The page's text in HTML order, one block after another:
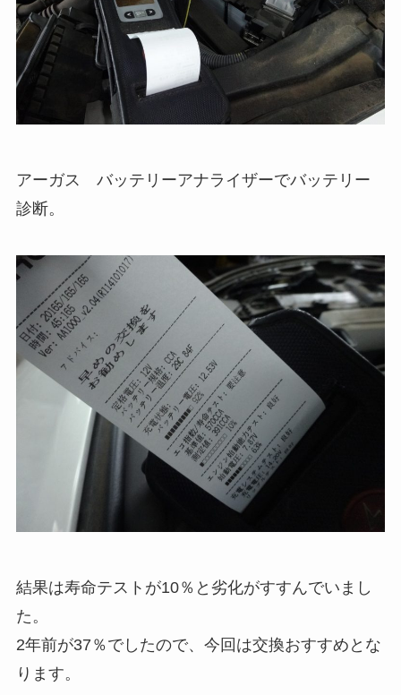
アーガス バッテリーアナライザーでバッテリー
診断。
結果は寿命テストが10％と劣化がすすんでいまし
た。
2年前が37％でしたので、今回は交換おすすめとな
ります。